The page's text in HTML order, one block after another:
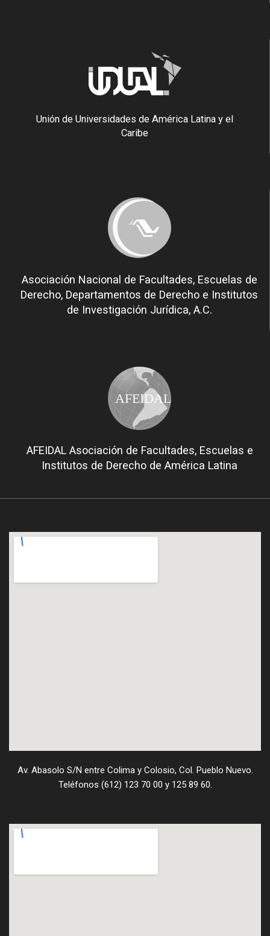
Unión de Universidades de América Latina y el
Caribe
Asociación Nacional de Facultades, Escuelas de
Derecho, Departamentos de Derecho e Institutos
de Investigación Jurídica, A.C.
AFEIDAL
AFEIDAL Asociación de Facultades, Escuelas e
Institutos de Derecho de América Latina
Av. Abasolo S/N entre Colima y Colosio, Col. Pueblo Nuevo.
Teléfonos (612) 123 70 00 y 125 89 60.